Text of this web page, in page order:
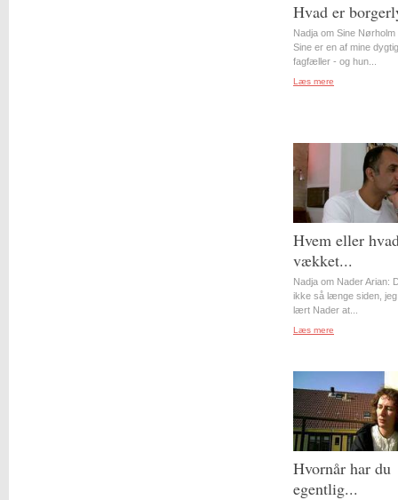
Hvad er
Nadja om Sine
Sine er en af mine
fagfæller - og hun...
Læs mere
Hvem eller
vækket...
Nadja om Nader Arian:
ikke så længe siden,
lært Nader at...
Læs mere
Hvornår har du
egentlig...